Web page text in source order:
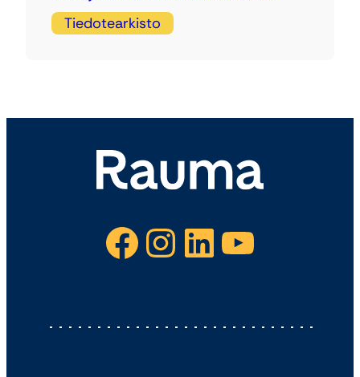
Tiedotearkisto
Facebook Instagram LinkedIn YouTube